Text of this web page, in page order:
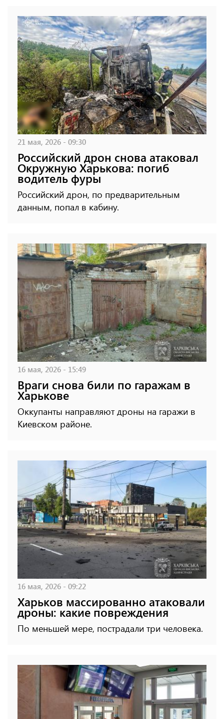
21 мая, 2026 - 09:30
Российский дрон снова атаковал
Окружную Харькова: погиб
водитель фуры
Российский дрон, по предварительным
данным, попал в кабину.
16 мая, 2026 - 15:49
Враги снова били по гаражам в
Харькове
Оккупанты направляют дроны на гаражи в
Киевском районе.
16 мая, 2026 - 09:22
Харьков массированно атаковали
дроны: какие повреждения
По меньшей мере, пострадали три человека.